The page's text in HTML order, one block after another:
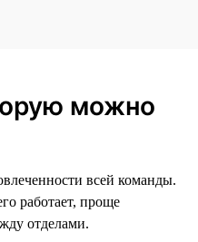
можно
всей команды.
работает, проще
отделами.